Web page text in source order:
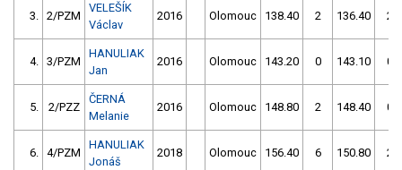
3. 2/PZM
VELEŠÍK
Václav
2016 Olomouc 138.40 2 136.40 2
4. 3/PZM
HANULIAK
Jan
2016 Olomouc 143.20 0 143.10 0
5. 2/PZZ
ČERNÁ
Melanie
2016 Olomouc 148.80 2 148.40 0
6. 4/PZM
HANULIAK
Jonáš
2018 Olomouc 156.40 6 150.80 2